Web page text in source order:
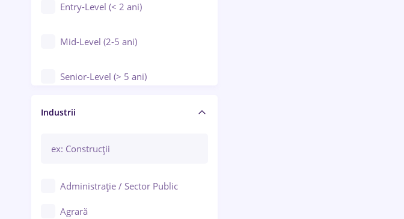
Entry-Level (< 2 ani)
Mid-Level (2-5 ani)
Senior-Level (> 5 ani)
Manager / Executiv
Industrii
Administrație / Sector Public
Agrară